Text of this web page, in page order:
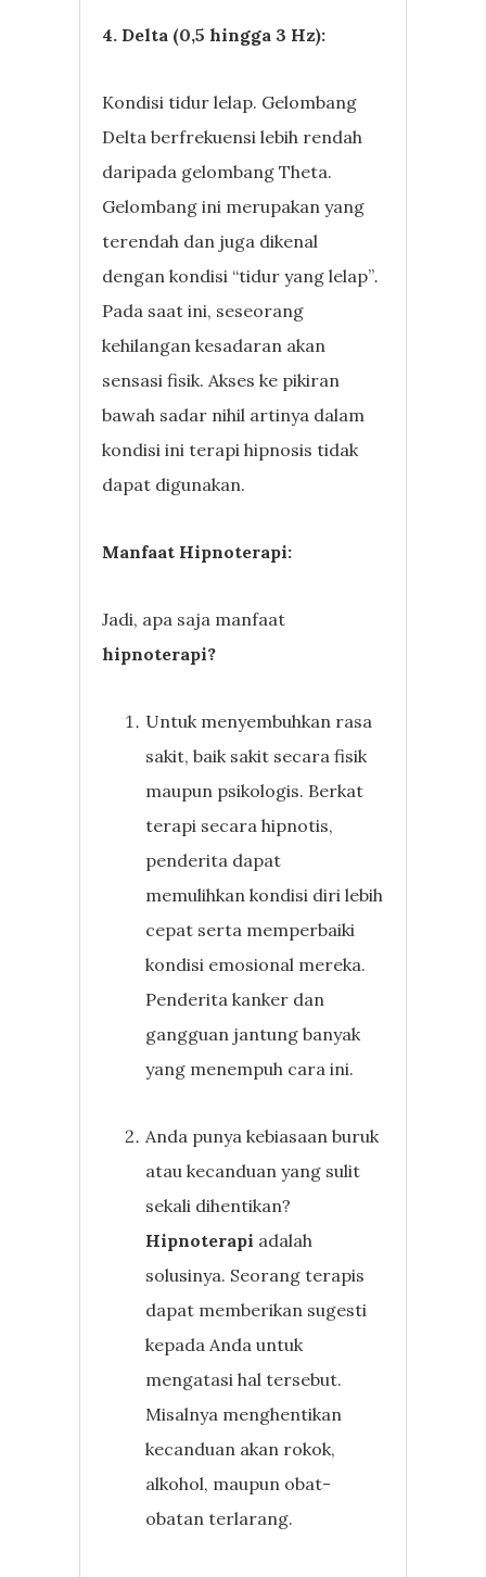
4. Delta (0,5 hingga 3 Hz):
Kondisi tidur lelap. Gelombang
Delta berfrekuensi lebih rendah
daripada gelombang Theta.
Gelombang ini merupakan yang
terendah dan juga dikenal
dengan kondisi “tidur yang lelap”.
Pada saat ini, seseorang
kehilangan kesadaran akan
sensasi fisik. Akses ke pikiran
bawah sadar nihil artinya dalam
kondisi ini terapi hipnosis tidak
dapat digunakan.
Manfaat Hipnoterapi:
Jadi, apa saja manfaat
hipnoterapi?
Untuk menyembuhkan rasa
sakit, baik sakit secara fisik
maupun psikologis. Berkat
terapi secara hipnotis,
penderita dapat
memulihkan kondisi diri lebih
cepat serta memperbaiki
kondisi emosional mereka.
Penderita kanker dan
gangguan jantung banyak
yang menempuh cara ini.
Anda punya kebiasaan buruk
atau kecanduan yang sulit
sekali dihentikan?
Hipnoterapi adalah
solusinya. Seorang terapis
dapat memberikan sugesti
kepada Anda untuk
mengatasi hal tersebut.
Misalnya menghentikan
kecanduan akan rokok,
alkohol, maupun obat-
obatan terlarang.